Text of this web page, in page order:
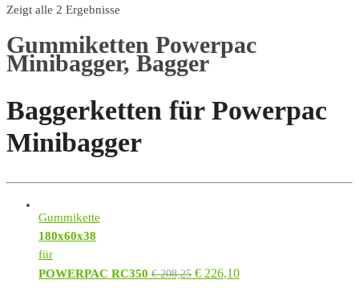
Zeigt alle 2 Ergebnisse
Gummiketten Powerpac
Minibagger, Bagger
Baggerketten für Powerpac
Minibagger
Gummikette
180x60x38
für
POWERPAC RC350 €208,25 € 226,10